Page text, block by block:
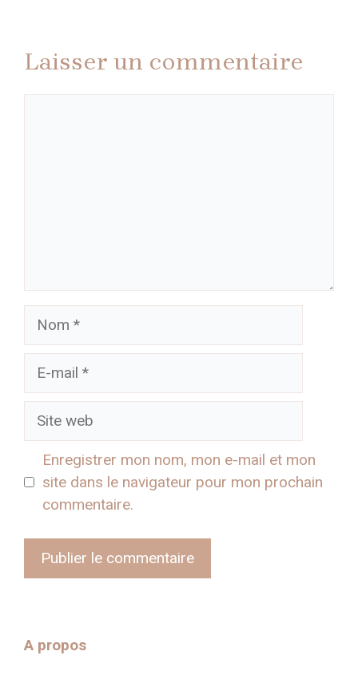
Laisser un commentaire
Enregistrer mon nom, mon e-mail et mon
site dans le navigateur pour mon prochain
commentaire.
A propos